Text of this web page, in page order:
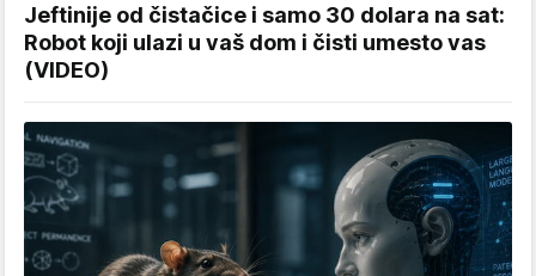
Jeftinije od čistačice i samo 30 dolara na sat:
Robot koji ulazi u vaš dom i čisti umesto vas
(VIDEO)